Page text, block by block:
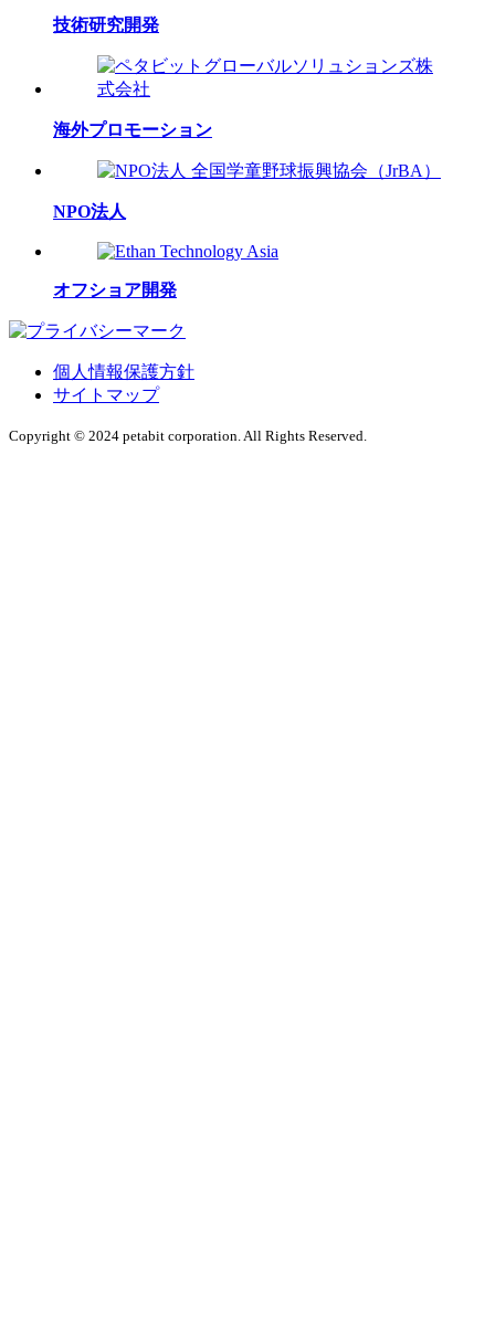
技術研究開発
海外プロモーション
NPO法人
オフショア開発
個人情報保護方針
サイトマップ
Copyright © 2024 petabit corporation. All Rights Reserved.